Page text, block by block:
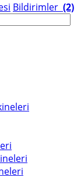
Bildirimler (2)